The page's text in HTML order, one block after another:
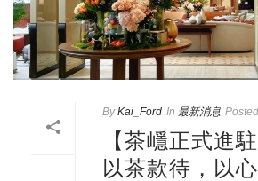
By Kai_Ford In 最新消息 Posted
【茶嶾正式進
以茶款待，以心